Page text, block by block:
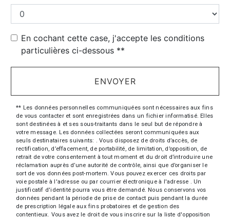
En cochant cette case, j'accepte les conditions
particulières ci-dessous **
ENVOYER
** Les données personnelles communiquées sont nécessaires aux fins
de vous contacter et sont enregistrées dans un fichier informatisé. Elles
sont destinées à et ses sous-traitants dans le seul but de répondre à
votre message. Les données collectées seront communiquées aux
seuls destinataires suivants: . Vous disposez de droits d’accès, de
rectification, d’effacement, de portabilité, de limitation, d’opposition, de
retrait de votre consentement à tout moment et du droit d’introduire une
réclamation auprès d’une autorité de contrôle, ainsi que d’organiser le
sort de vos données post-mortem. Vous pouvez exercer ces droits par
voie postale à l'adresse ou par courrier électronique à l'adresse . Un
justificatif d'identité pourra vous être demandé. Nous conservons vos
données pendant la période de prise de contact puis pendant la durée
de prescription légale aux fins probatoires et de gestion des
contentieux. Vous avez le droit de vous inscrire sur la liste d'opposition